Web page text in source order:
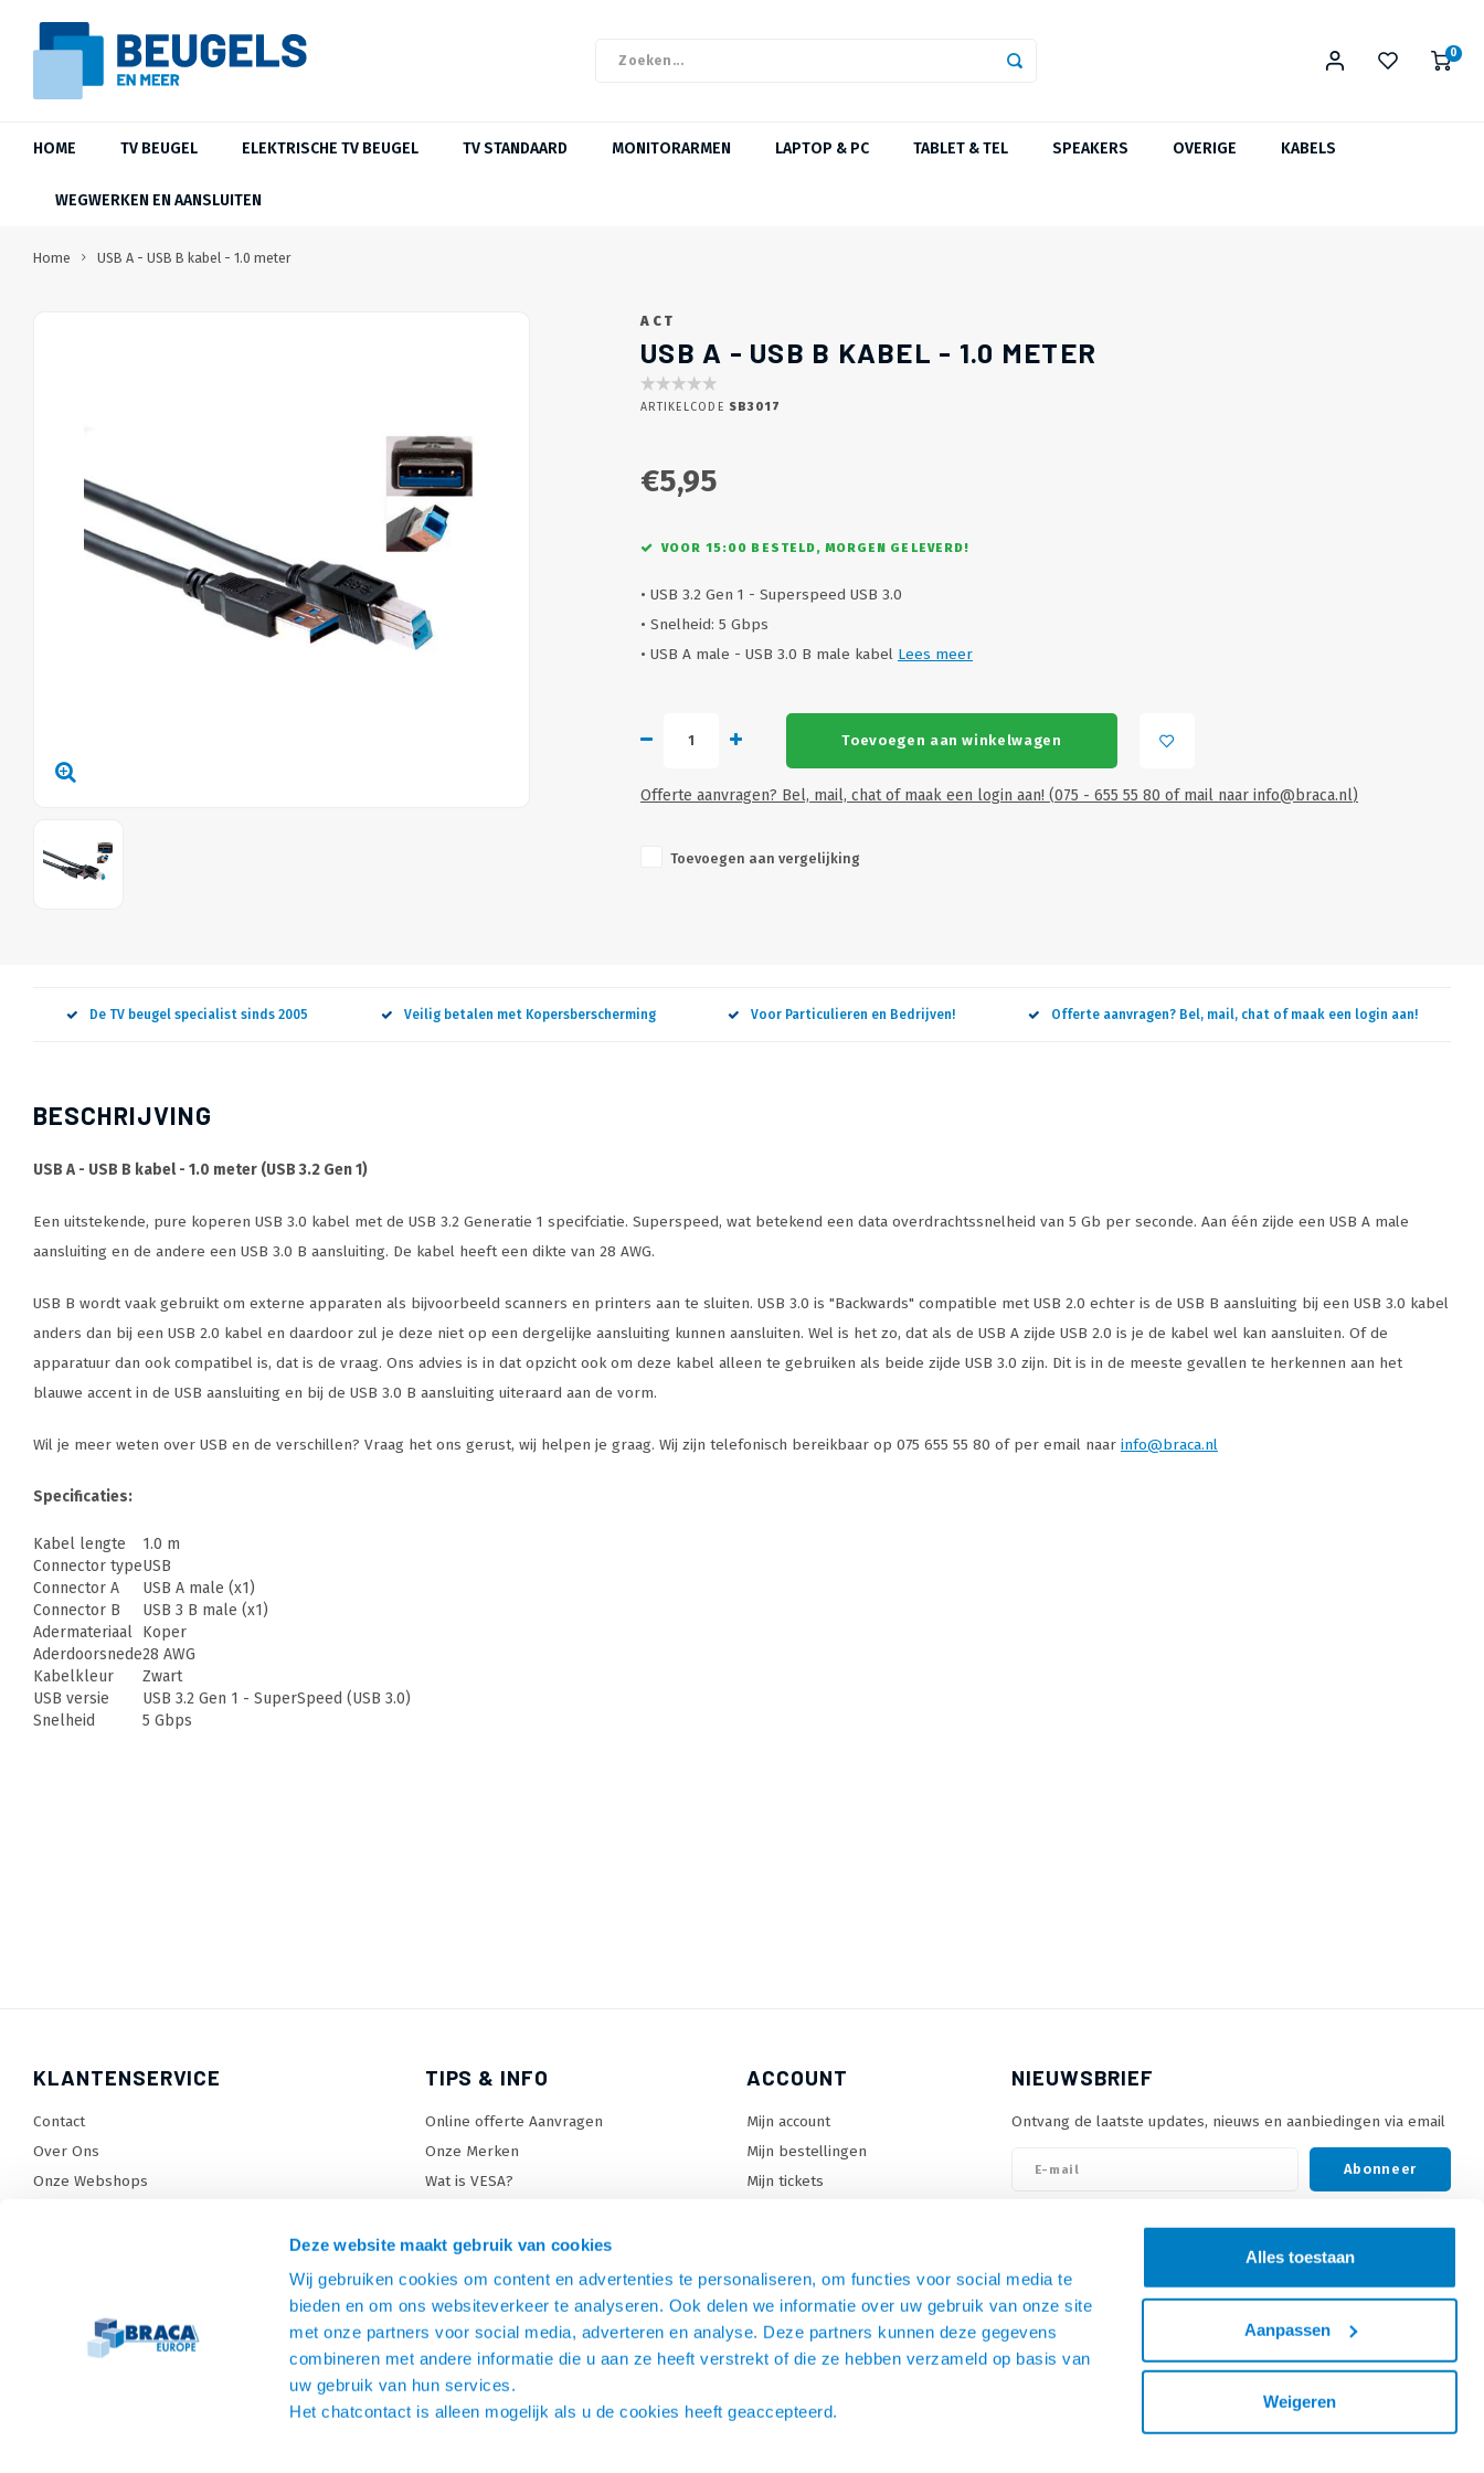
Deze website maakt gebruik van cookies
Wij gebruiken cookies om content en advertenties te personaliseren, om functies voor social media te
bieden en om ons websiteverkeer te analyseren. Ook delen we informatie over uw gebruik van onze site
met onze partners voor social media, adverteren en analyse. Deze partners kunnen deze gegevens
combineren met andere informatie die u aan ze heeft verstrekt of die ze hebben verzameld op basis van
uw gebruik van hun services.
Het chatcontact is alleen mogelijk als u de cookies heeft geaccepteerd.
Alles toestaan
Aanpassen
Weigeren
0
HOME TV BEUGEL ELEKTRISCHE TV BEUGEL TV STANDAARD MONITORARMEN LAPTOP & PC TABLET & TEL SPEAKERS OVERIGE KABELS
WEGWERKEN EN AANSLUITEN
Home USB A - USB B kabel - 1.0 meter
ACT
USB A - USB B KABEL - 1.0 METER
ARTIKELCODE SB3017
€5,95
VOOR 15:00 BESTELD, MORGEN GELEVERD!
• USB 3.2 Gen 1 - Superspeed USB 3.0
• Snelheid: 5 Gbps
• USB A male - USB 3.0 B male kabel Lees meer
Toevoegen aan winkelwagen
Offerte aanvragen? Bel, mail, chat of maak een login aan! (075 - 655 55 80 of mail naar info@braca.nl)
Toevoegen aan vergelijking
De TV beugel specialist sinds 2005 Veilig betalen met Kopersberscherming Voor Particulieren en Bedrijven! Offerte aanvragen? Bel, mail, chat of maak een login aan!
BESCHRIJVING
USB A - USB B kabel - 1.0 meter (USB 3.2 Gen 1)
Een uitstekende, pure koperen USB 3.0 kabel met de USB 3.2 Generatie 1 specifciatie. Superspeed, wat betekend een data overdrachtssnelheid van 5 Gb per seconde. Aan één zijde een USB A male
aansluiting en de andere een USB 3.0 B aansluiting. De kabel heeft een dikte van 28 AWG.
USB B wordt vaak gebruikt om externe apparaten als bijvoorbeeld scanners en printers aan te sluiten. USB 3.0 is "Backwards" compatible met USB 2.0 echter is de USB B aansluiting bij een USB 3.0 kabel
anders dan bij een USB 2.0 kabel en daardoor zul je deze niet op een dergelijke aansluiting kunnen aansluiten. Wel is het zo, dat als de USB A zijde USB 2.0 is je de kabel wel kan aansluiten. Of de
apparatuur dan ook compatibel is, dat is de vraag. Ons advies is in dat opzicht ook om deze kabel alleen te gebruiken als beide zijde USB 3.0 zijn. Dit is in de meeste gevallen te herkennen aan het
blauwe accent in de USB aansluiting en bij de USB 3.0 B aansluiting uiteraard aan de vorm.
Wil je meer weten over USB en de verschillen? Vraag het ons gerust, wij helpen je graag. Wij zijn telefonisch bereikbaar op 075 655 55 80 of per email naar info@braca.nl
Specificaties:
Kabel lengte
1.0 m
Connector typeUSB
Connector A
USB A male (x1)
Connector B
USB 3 B male (x1)
Adermateriaal Koper
Aderdoorsnede28 AWG
Kabelkleur
Zwart
USB versie
USB 3.2 Gen 1 - SuperSpeed (USB 3.0)
Snelheid
5 Gbps
KLANTENSERVICE
Contact
Over Ons
Onze Webshops
Betaalmethoden en voorwaarden
Privacy policy
TIPS & INFO
Online offerte Aanvragen
Onze Merken
Wat is VESA?
TV standaard keuzehulp
TV lift keuzehulp
Monitorarm keuzehulp
SiteMap
ACCOUNT
Mijn account
Mijn bestellingen
Mijn tickets
NIEUWSBRIEF
Ontvang de laatste updates, nieuws en aanbiedingen via email
Abonneer